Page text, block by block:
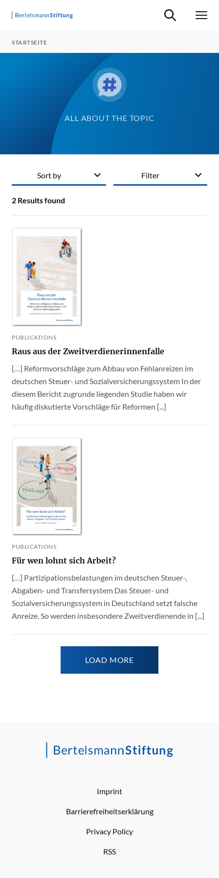
Suche ein-/
STARTSEITE
ALL ABOUT THE TOPIC
Filter
2 Results found
Sort by
PUBLICATIONS
Raus aus der Zweitverdienerinnenfalle
[…] Reformvorschläge zum Abbau von Fehlanreizen im
deutschen Steuer- und Sozialversicherungssystem In der
diesem Bericht zugrunde liegenden Studie haben wir
häufig diskutierte Vorschläge für Reformen [...]
PUBLICATIONS
Für wen lohnt sich Arbeit?
[…] Partizipationsbelastungen im deutschen Steuer-,
Abgaben- und Transfersystem Das Steuer- und
Sozialversicherungssystem in Deutschland setzt falsche
Anreize. So werden insbesondere Zweitverdienende in [...]
LOAD MORE
Imprint
Barrierefreiheitserklärung
Privacy Policy
RSS